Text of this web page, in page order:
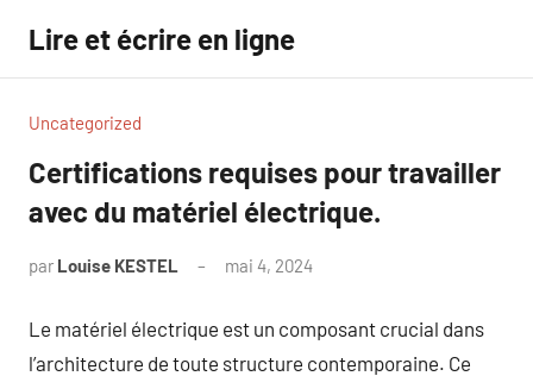
contenu
Lire et écrire en ligne
Uncategorized
Certifications requises pour travailler
avec du matériel électrique.
par Louise KESTEL mai 4, 2024
Le matériel électrique est un composant crucial dans
l’architecture de toute structure contemporaine. Ce